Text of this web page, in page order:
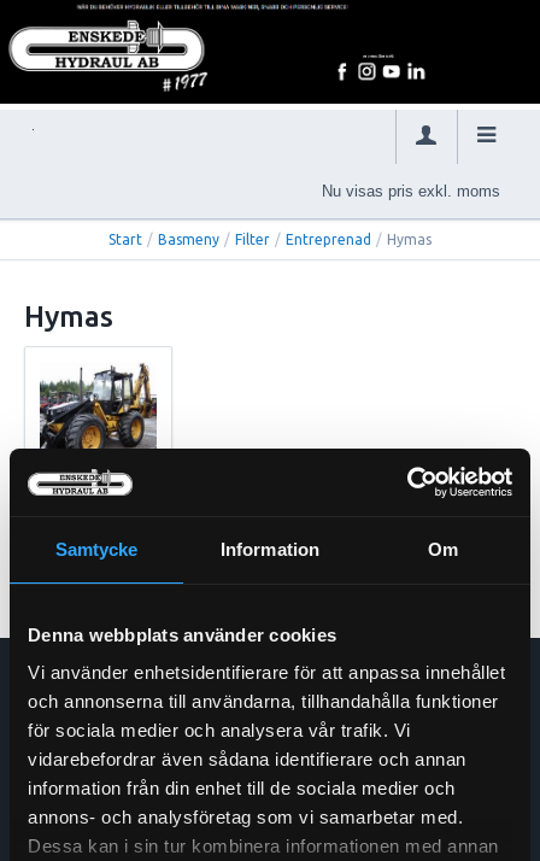
Samtycke Information Om
Denna webbplats använder cookies
Vi använder enhetsidentifierare för att anpassa innehållet
och annonserna till användarna, tillhandahålla funktioner
för sociala medier och analysera vår trafik. Vi
vidarebefordrar även sådana identifierare och annan
information från din enhet till de sociala medier och
annons- och analysföretag som vi samarbetar med.
Dessa kan i sin tur kombinera informationen med annan
Nu visas pris exkl. moms
Start / Basmeny / Filter / Entreprenad / Hymas
Hymas
TM9 (411DS)
Enskede Hydraul AB
E-post: Order@enskedehydraul.se
Telefon:
0292-10630
Adress:
Box 70
740 03 Östervåla
Org.nr:
556208-5778